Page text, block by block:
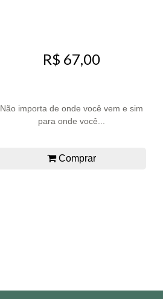
R$ 67,00
Não importa de onde você vem e sim
para onde você...
Comprar